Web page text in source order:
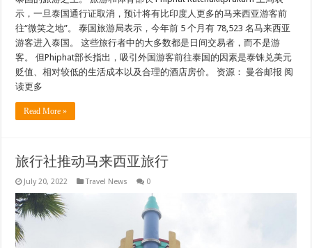
示，一旦泰国通行证取消，预计将有比印度人更多的马来西亚游客前
往“微笑之地”。 泰国旅游局表示，今年前 5 个月有 78,523 名马来西亚
游客进入泰国。 这些旅行者中的大多数都是日间交易者，而不是游
客。 但Phiphat部长指出，吸引外国游客前往泰国的因素是泰铢兑美元
贬值、相对较低的生活成本以及合理的酒店房价。 资源： 曼谷邮报 阅
读更多
Read More »
旅行社推动马来西亚旅行
July 20, 2022 Travel News 0